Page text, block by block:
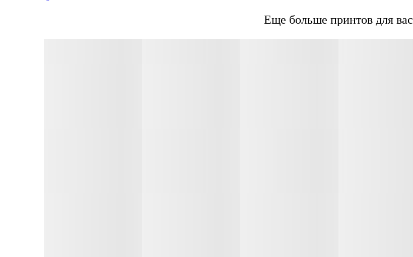
Еще больше принтов для вас